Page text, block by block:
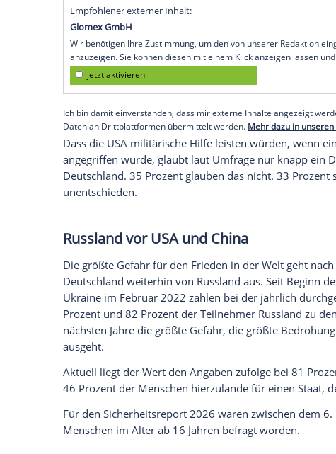
Der Blick der deutschen Bevölkerung auf
- und zwar nicht positiv. Das zeigen die
das Allensbach-Institut im Auftrag des
Auf die Frage, von welchen Ländern in
den Weltfrieden ausgehe, nannten im
USA. Zum Vergleich: Als die
waren es 46 Prozent. 2024 sah lediglich
eine Bedrohung für den Frieden durch die
Wir benötigen Ihre Zustimmung, um den von
anzuzeigen. Sie können diesen mit einem Klick
jetzt aktivieren
Ich bin damit einverstanden, dass mir externe Inhalte
Daten an Drittplattformen übermittelt werden.
Dass die USA militärische Hilfe leisten
angegriffen würde, glaubt laut Umfrage nur
Deutschland. 35 Prozent glauben das nicht.
unentschieden.